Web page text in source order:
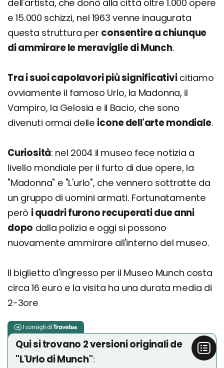
dell'artista, che donò alla città oltre 1.000 opere
e 15.000 schizzi, nel 1963 venne inaugurata
questa struttura per consentire a chiunque
di ammirare le meraviglie di Munch.
Tra i suoi capolavori più significativicitiamo
ovviamente il famoso Urlo, la Madonna, il
Vampiro, la Gelosia e il Bacio, che sono
divenuti ormai delle icone dell'arte mondiale.
Curiosità: nel 2004 il museo fece notizia a
livello mondiale per il furto di due opere, la
"Madonna" e "L'urlo", che vennero sottratte da
un gruppo di uomini armati. Fortunatamente
però i quadri furono recuperati due anni
dopo dalla polizia e oggi si possono
nuovamente ammirare all'interno del museo.
Il biglietto d'ingresso per il Museo Munch costa
circa 16 euro e la visita ha una durata media di
2-3ore
Qui si trovano 2 versioni originali de
"L'Urlo di Munch":